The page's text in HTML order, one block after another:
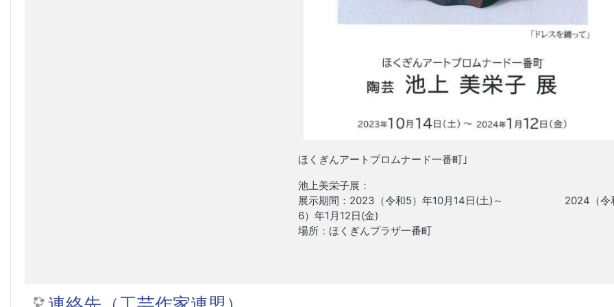
ほくぎんアートプロムナード一番町｣
池上美栄子展：
展示期間：2023（令和5）年10月14日(土)～ 2024（令
6）年1月12日(金)
場所：ほくぎんプラザ一番町